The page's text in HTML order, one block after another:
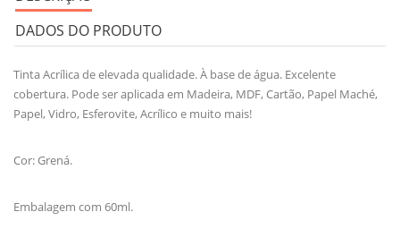
DADOS DO PRODUTO
Tinta Acrílica de elevada qualidade. À base de água. Excelente
cobertura. Pode ser aplicada em Madeira, MDF, Cartão, Papel Maché,
Papel, Vidro, Esferovite, Acrílico e muito mais!
Cor: Grená.
Embalagem com 60ml.